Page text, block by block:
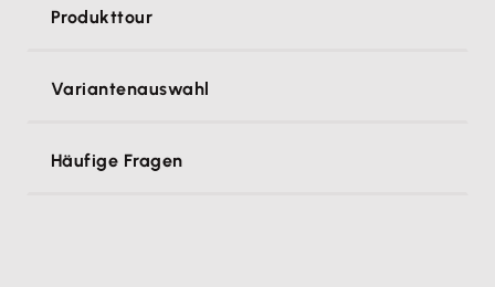
Produkttour
Variantenauswahl
Häufige Fragen